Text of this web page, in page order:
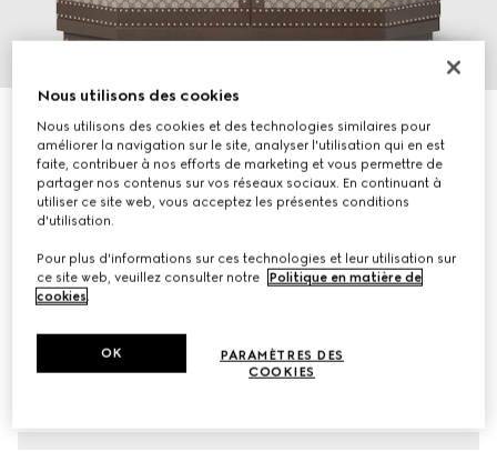
Mallette à bijoux en toile GG Supreme
€ 150.000
Nous utilisons des cookies
Nous utilisons des cookies et des technologies similaires pour
améliorer la navigation sur le site, analyser l'utilisation qui en est
faite, contribuer à nos efforts de marketing et vous permettre de
partager nos contenus sur vos réseaux sociaux. En continuant à
utiliser ce site web, vous acceptez les présentes conditions
d'utilisation.
Pour plus d'informations sur ces technologies et leur utilisation sur
ce site web, veuillez consulter notre
Politique en matière de
cookies.
PARAMÈTRES DES
COOKIES
OK